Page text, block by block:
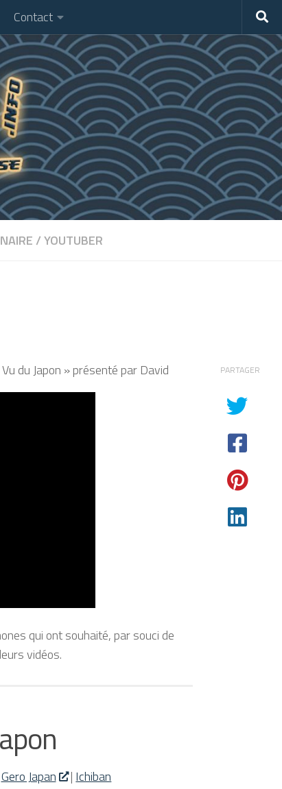
Contact
/YOUTUBER
du Japon » présenté par David
qui ont souhaité, par souci de
vidéos.
Gero Japan | Ichiban
PARTAGER